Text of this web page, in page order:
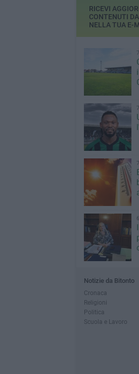
RICEVI
CONTENUTI
NELLA TUA E-
Notizie da Bitonto
Cronaca
Religioni
Politica
Scuola e Lavoro